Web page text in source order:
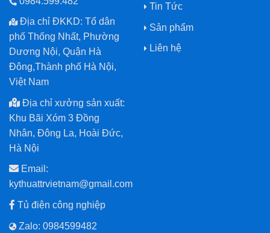
Địa chỉ ĐKKD: Tổ dân
phố Thống Nhất, Phường
Dương Nội, Quận Hà
Đông,Thành phố Hà Nội,
Việt Nam
Địa chỉ xưởng sản xuất:
Khu Bãi Xóm 3 Đồng
Nhân, Đông La, Hoài Đức,
Hà Nội
Email:
kythuattrvietnam@gmail.com
Tủ điện công nghiệp
Zalo: 0984599482
Tin Tức
Sản phẩm
Liên hệ